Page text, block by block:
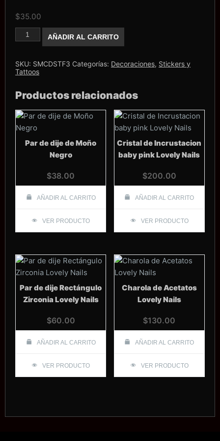
$35.00
Sticker
Flores
AÑADIR AL CARRITO
SKU: SMCDSTF3 Categorías: Decoraciones, Stickers y
Tattoos
Productos relacionados
Par de dije de Moño
Negro
$38.00
AÑADIR AL CARRITO
VER PRODUCTO
Cristal de Incrustacion
baby pink Lovely Nails
$200.00
AÑADIR AL CARRITO
VER PRODUCTO
Par de dije Rectángulo
Zirconia Lovely Nails
$60.00
AÑADIR AL CARRITO
VER PRODUCTO
Charola de Acetatos
Lovely Nails
$130.00
AÑADIR AL CARRITO
VER PRODUCTO